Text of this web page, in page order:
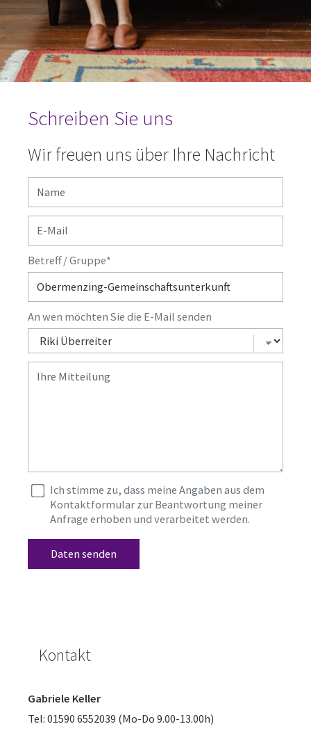
Schreiben Sie uns
Wir freuen uns über Ihre Nachricht
Betreff / Gruppe*
An wen möchten Sie die E-Mail senden
Ich stimme zu, dass meine Angaben aus dem
Kontaktformular zur Beantwortung meiner
Anfrage erhoben und verarbeitet werden.
Kontakt
Gabriele Keller
Tel: 01590 6552039 (Mo-Do 9.00-13.00h)